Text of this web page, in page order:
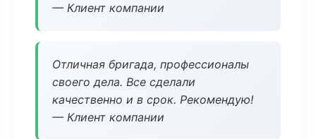
— Клиент компании
Отличная бригада, профессионалы
своего дела. Все сделали
качественно и в срок. Рекомендую!
— Клиент компании